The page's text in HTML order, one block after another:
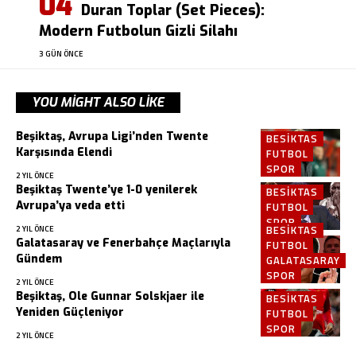
Duran Toplar (Set Pieces):
Modern Futbolun Gizli Silahı
3 GÜN ÖNCE
YOU MIGHT ALSO LIKE
BESIKTAS
FUTBOL
SPOR
Beşiktaş, Avrupa Ligi’nden Twente
Karşısında Elendi
2 YIL ÖNCE
BESIKTAS
FUTBOL
SPOR
Beşiktaş Twente’ye 1-0 yenilerek
Avrupa’ya veda etti
2 YIL ÖNCE
BESIKTAS
FUTBOL
GALATASARAY
SPOR
Galatasaray ve Fenerbahçe Maçlarıyla
Gündem
2 YIL ÖNCE
BESIKTAS
FUTBOL
SPOR
Beşiktaş, Ole Gunnar Solskjaer ile
Yeniden Güçleniyor
2 YIL ÖNCE